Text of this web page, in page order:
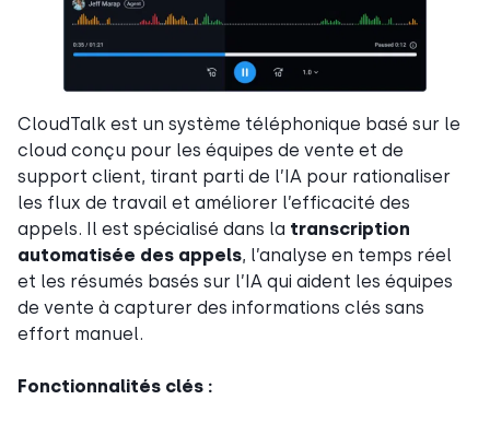
CloudTalk est un système téléphonique basé sur le
cloud conçu pour les équipes de vente et de
support client, tirant parti de l’IA pour rationaliser
les flux de travail et améliorer l’efficacité des
appels. Il est spécialisé dans la transcription
automatisée des appels, l’analyse en temps réel
et les résumés basés sur l’IA qui aident les équipes
de vente à capturer des informations clés sans
effort manuel.
Fonctionnalités clés :